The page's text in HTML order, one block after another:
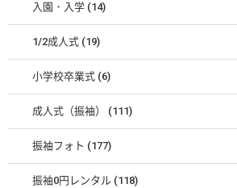
入園・入学 (14)
1/2成人式 (19)
小学校卒業式 (6)
成人式（振袖） (111)
振袖フォト (177)
振袖0円レンタル (118)